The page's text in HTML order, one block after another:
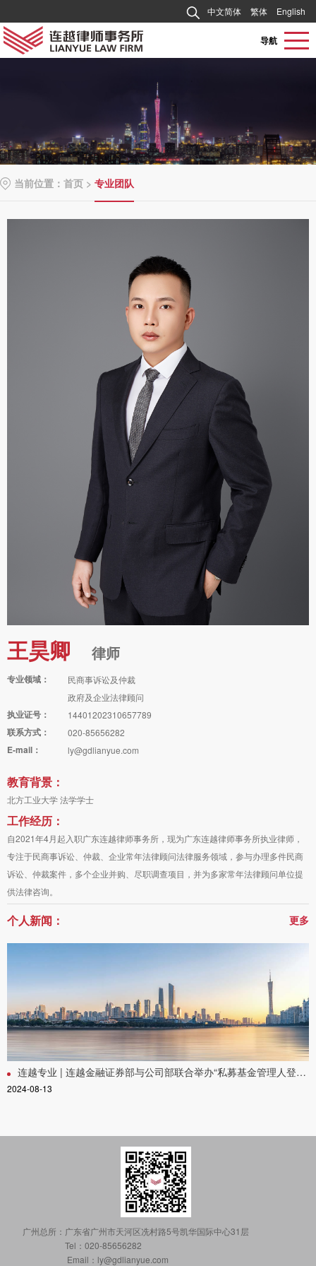
中文简体 繁体 English
导航
当前位置： 首页 > 专业团队
王昊卿 律师
专业领域：
民商事诉讼及仲裁
政府及企业法律顾问
执业证号： 14401202310657789
联系方式： 020-85656282
E-mail： ly@gdlianyue.com
教育背景：
北方工业大学 法学学士
工作经历：
自2021年4月起入职广东连越律师事务所，现为广东连越律师事务所执业律师，
专注于民商事诉讼、仲裁、企业常年法律顾问法律服务领域，参与办理多件民商
诉讼、仲裁案件，多个企业并购、尽职调查项目，并为多家常年法律顾问单位提
供法律咨询。
个人新闻： 更多
连越专业 | 连越金融证券部与公司部联合举办“私募基金管理人登记与重大事项变更要点解析”讲座活动
2024-08-13
广州总所： 广东省广州市天河区冼村路5号凯华国际中心31层
Tel：020-85656282
Email：ly@gdlianyue.com